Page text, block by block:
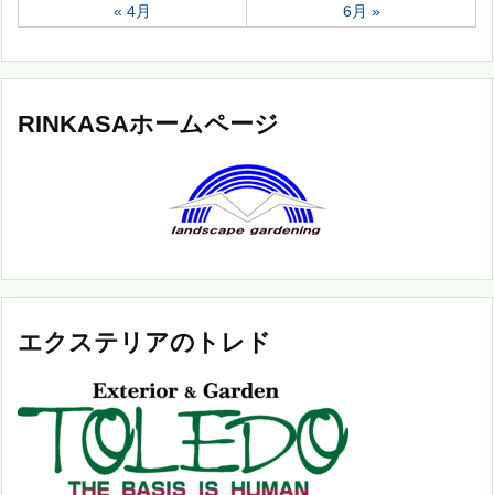
« 4月 6月 »
RINKASAホームページ
エクステリアのトレド